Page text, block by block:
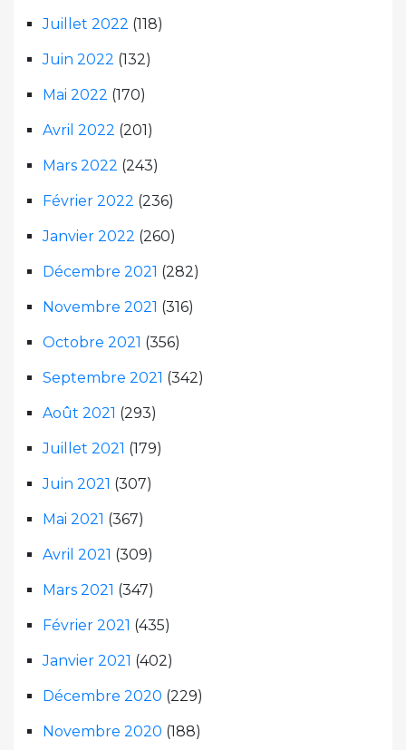
Juillet 2022 (118)
Juin 2022 (132)
Mai 2022 (170)
Avril 2022 (201)
Mars 2022 (243)
Février 2022 (236)
Janvier 2022 (260)
Décembre 2021 (282)
Novembre 2021 (316)
Octobre 2021 (356)
Septembre 2021 (342)
Août 2021 (293)
Juillet 2021 (179)
Juin 2021 (307)
Mai 2021 (367)
Avril 2021 (309)
Mars 2021 (347)
Février 2021 (435)
Janvier 2021 (402)
Décembre 2020 (229)
Novembre 2020 (188)